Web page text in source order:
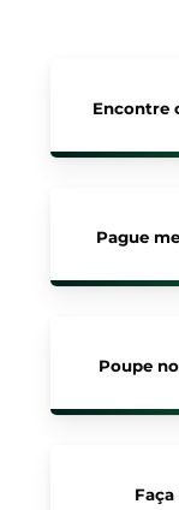
Encontre
Pague
Poupe